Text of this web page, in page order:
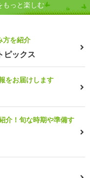
もっと楽しむ
方を紹介
ピックス
をお届けします
介！旬な時期や準備す